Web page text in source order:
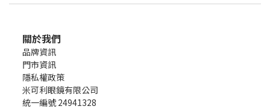
關於我們
品牌資訊
門市資訊
隱私權政策
米可利眼鏡有限公司
統一編號 24941328